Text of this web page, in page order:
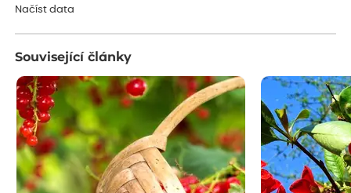
Načíst data
Související články